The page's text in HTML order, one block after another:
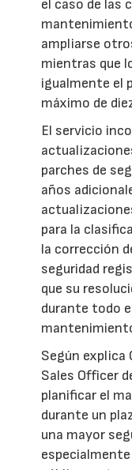
el caso de las
ampliarse
mientras que
igualmente el
máximo de
El servicio
parches de
años
para la
la corrección
seguridad
que su
durante todo
Según
Sales Officer
planificar el
durante un
una mayor